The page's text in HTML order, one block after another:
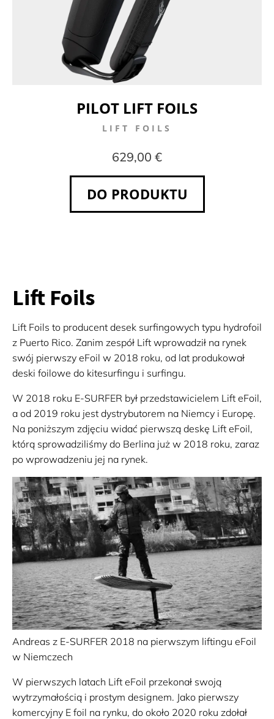
PILOT LIFT FOILS
LIFT FOILS
629,00 €
DO PRODUKTU
Lift Foils
Lift Foils to producent desek surfingowych typu hydrofoil
z Puerto Rico. Zanim zespół Lift wprowadził na rynek
swój pierwszy eFoil w 2018 roku, od lat produkował
deski foilowe do kitesurfingu i surfingu.
W 2018 roku E-SURFER był przedstawicielem Lift eFoil,
a od 2019 roku jest dystrybutorem na Niemcy i Europę.
Na poniższym zdjęciu widać pierwszą deskę Lift eFoil,
którą sprowadziliśmy do Berlina już w 2018 roku, zaraz
po wprowadzeniu jej na rynek.
Andreas z E-SURFER 2018 na pierwszym liftingu eFoil
w Niemczech
W pierwszych latach Lift eFoil przekonał swoją
wytrzymałością i prostym designem. Jako pierwszy
komercyjny E foil na rynku, do około 2020 roku zdołał